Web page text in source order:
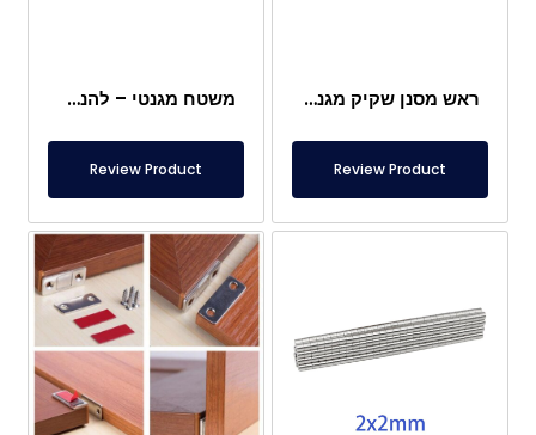
ראש מסנן שקיק מגנטי
Review Product
משטח מגנטי – להנחה מתחת לרגליים – בטוח למזון
Review Product